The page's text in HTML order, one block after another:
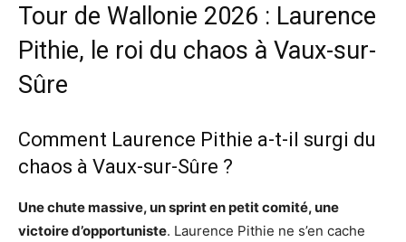
Tour de Wallonie 2026 : Laurence
Pithie, le roi du chaos à Vaux-sur-
Sûre
Comment Laurence Pithie a-t-il surgi du
chaos à Vaux-sur-Sûre ?
Une chute massive, un sprint en petit comité, une
victoire d’opportuniste. Laurence Pithie ne s’en cache